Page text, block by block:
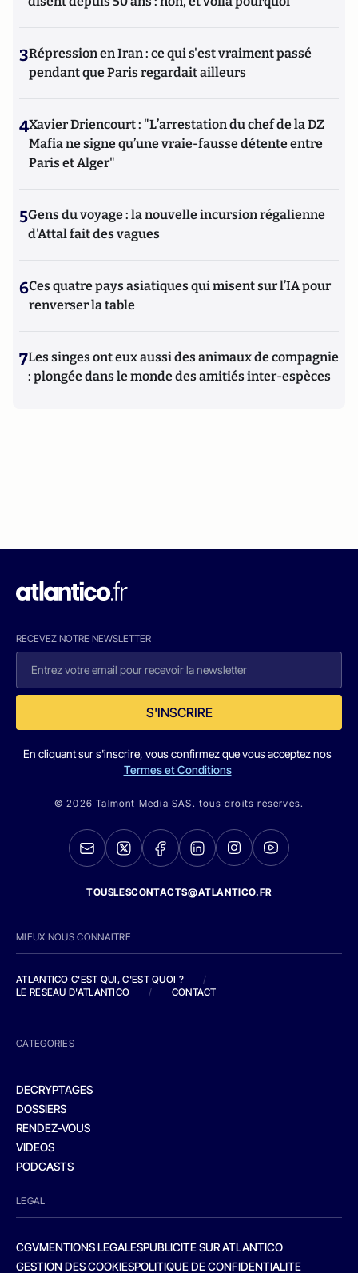
3Répression en Iran : ce qui s'est vraiment passé
pendant que Paris regardait ailleurs
4Xavier Driencourt : "L’arrestation du chef de la DZ
Mafia ne signe qu’une vraie-fausse détente entre
Paris et Alger"
5Gens du voyage : la nouvelle incursion régalienne
d'Attal fait des vagues
6Ces quatre pays asiatiques qui misent sur l’IA pour
renverser la table
7Les singes ont eux aussi des animaux de compagnie
: plongée dans le monde des amitiés inter-espèces
RECEVEZ NOTRE NEWSLETTER
S'INSCRIRE
En cliquant sur s'inscrire, vous confirmez que vous acceptez nos
Termes et Conditions
© 2026 Talmont Media SAS. tous droits réservés.
TOUSLESCONTACTS@ATLANTICO.FR
MIEUX NOUS CONNAITRE
ATLANTICO C'EST QUI, C'EST QUOI ?
/
LE RESEAU D'ATLANTICO
/ CONTACT
CATEGORIES
DECRYPTAGES
DOSSIERS
RENDEZ-VOUS
VIDEOS
PODCASTS
LEGAL
CGVMENTIONS LEGALESPUBLICITE SUR ATLANTICO
GESTION DES COOKIESPOLITIQUE DE CONFIDENTIALITE